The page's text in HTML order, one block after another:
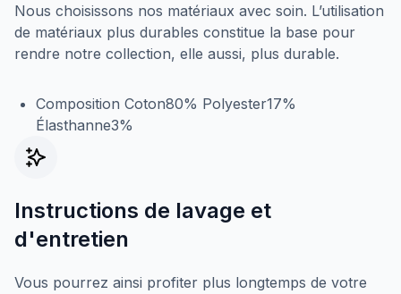
Nous choisissons nos matériaux avec soin. L’utilisation
de matériaux plus durables constitue la base pour
rendre notre collection, elle aussi, plus durable.
Composition Coton80% Polyester17%
Élasthanne3%
Instructions de lavage et
d'entretien
Vous pourrez ainsi profiter plus longtemps de votre